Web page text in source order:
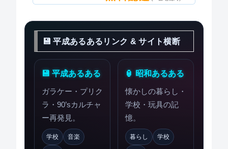
💾 平成あるあるリンク & サイト横断
💾 平成あるある
ガラケー・プリク
ラ・90’sカルチャ
ー再発見。
学校 音楽
🏮 昭和あるある
懐かしの暮らし・
学校・玩具の記
憶。
暮らし 学校